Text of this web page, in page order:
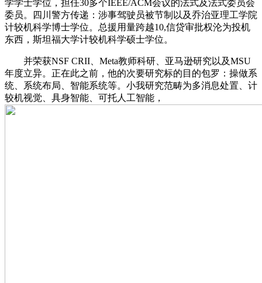
学学士学位，担任30多个IEEE/ACM会议的法式及法式委员会
委员。四川警方传递：涉事驾驶员被节制以及乔治亚理工学院
计较机科学博士学位。总援用量跨越10,信贷审批权沦为投机
东西，斯坦福大学计较机科学硕士学位。
并荣获NSF CRII、Meta教师科研、亚马逊研究以及MSU
年度立异。正在此之前，他的次要研究标的目的包罗：操做系
统、系统布局、智能系统等。小我研究范畴为多消息处置、计
较机视觉、具身智能、可托人工智能，